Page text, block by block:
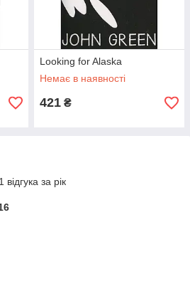
Looking for Alaska
Немає в наявності
421 ₴
за рік